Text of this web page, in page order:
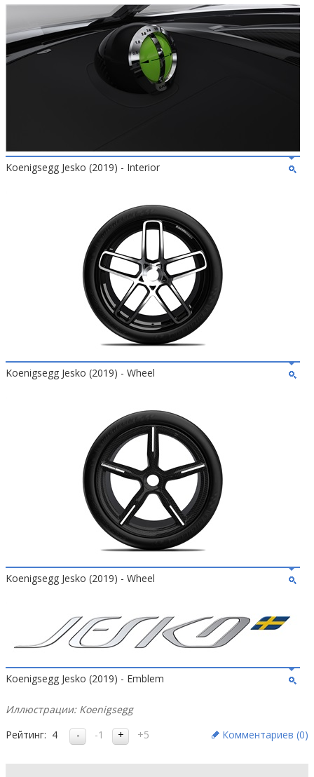
Koenigsegg Jesko (2019) - Interior
Koenigsegg Jesko (2019) - Wheel
Koenigsegg Jesko (2019) - Wheel
Koenigsegg Jesko (2019) - Emblem
Иллюстрации: Koenigsegg
Рейтинг: 4 -1 +5 Комментариев (0)